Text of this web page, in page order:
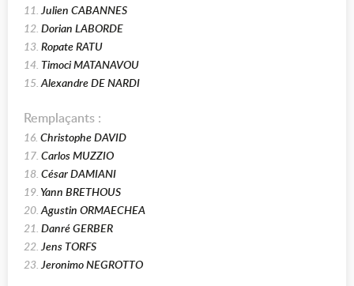
11.Julien CABANNES
12. Dorian LABORDE
13. Ropate RATU
14. Timoci MATANAVOU
15.Alexandre DE NARDI
Remplaçants :
16. Christophe DAVID
17. Carlos MUZZIO
18. César DAMIANI
19.Yann BRETHOUS
20.Agustin ORMAECHEA
21. Danré GERBER
22.Jens TORFS
23.Jeronimo NEGROTTO